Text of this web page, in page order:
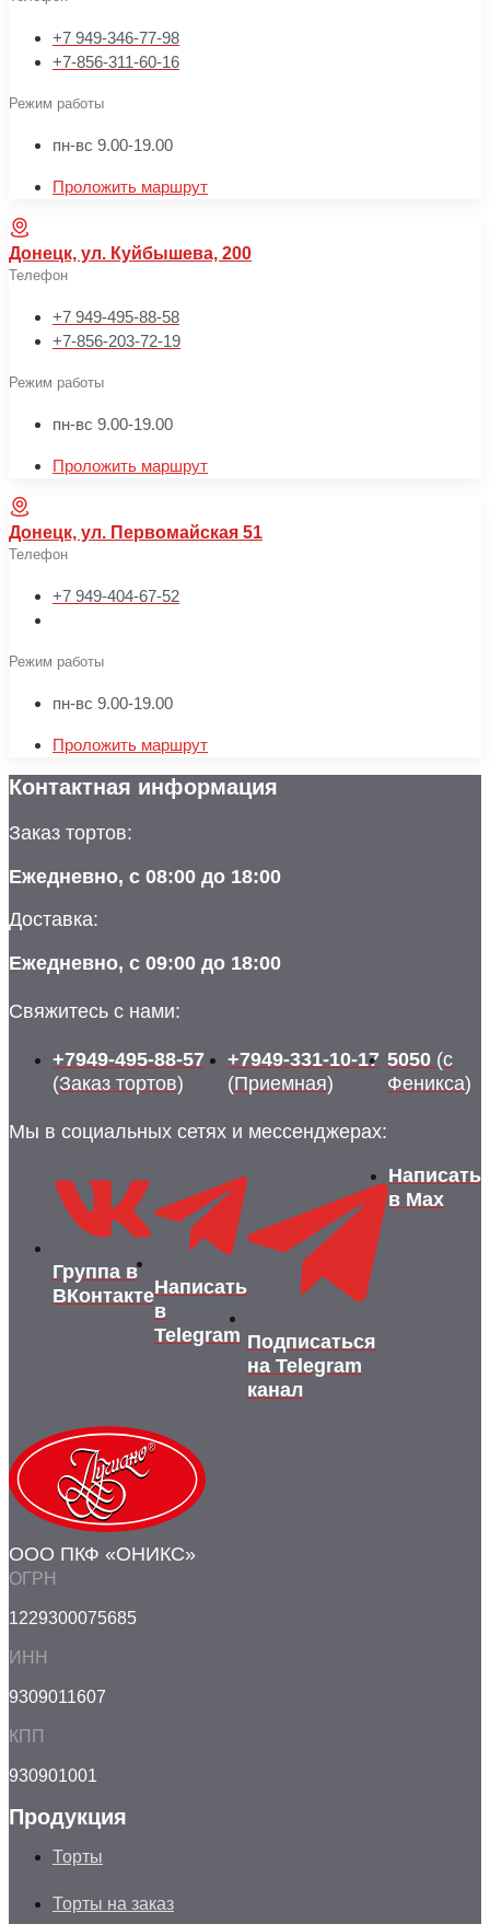
+7 949-346-77-98
+7-856-311-60-16
Режим работы
пн-вс 9.00-19.00
Проложить маршрут
Донецк, ул. Куйбышева, 200
Телефон
+7 949-495-88-58
+7-856-203-72-19
Режим работы
пн-вс 9.00-19.00
Проложить маршрут
Донецк, ул. Первомайская 51
Телефон
+7 949-404-67-52
Режим работы
пн-вс 9.00-19.00
Проложить маршрут
Контактная информация
Заказ тортов:
Ежедневно, с 08:00 до 18:00
Доставка:
Ежедневно, с 09:00 до 18:00
Свяжитесь с нами:
+7949-495-88-57
(Заказ тортов)
+7949-331-10-17
(Приемная)
5050 (с
Феникса)
Мы в социальных сетях и мессенджерах:
Группа в
ВКонтактеНаписать
в
Telegram Подписаться
на Telegram
канал
Написать
в Max
ООО ПКФ «ОНИКС»
ОГРН
1229300075685
ИНН
9309011607
КПП
930901001
Продукция
Торты
Торты на заказ